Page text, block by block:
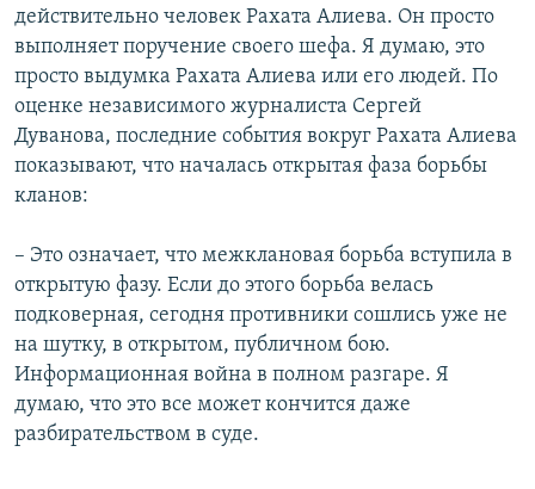
действительно человек Рахата Алиева. Он просто
выполняет поручение своего шефа. Я думаю, это
просто выдумка Рахата Алиева или его людей. По
оценке независимого журналиста Сергей
Дуванова, последние события вокруг Рахата Алиева
показывают, что началась открытая фаза борьбы
кланов:
– Это означает, что межклановая борьба вступила в
открытую фазу. Если до этого борьба велась
подковерная, сегодня противники сошлись уже не
на шутку, в открытом, публичном бою.
Информационная война в полном разгаре. Я
думаю, что это все может кончится даже
разбирательством в суде.